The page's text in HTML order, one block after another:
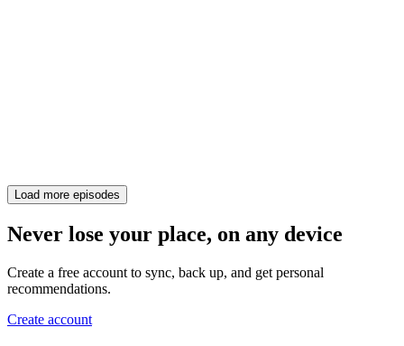
Load more episodes
Never lose your place, on any device
Create a free account to sync, back up, and get personal
recommendations.
Create account